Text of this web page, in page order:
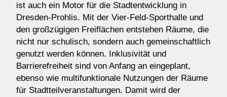
ist auch ein Motor für die Stadtentwicklung in
Dresden-Prohlis. Mit der Vier-Feld-Sporthalle und
den großzügigen Freiflächen entstehen Räume, die
nicht nur schulisch, sondern auch gemeinschaftlich
genutzt werden können. Inklusivität und
Barrierefreiheit sind von Anfang an eingeplant,
ebenso wie multifunktionale Nutzungen der Räume
für Stadtteilveranstaltungen. Damit wird der